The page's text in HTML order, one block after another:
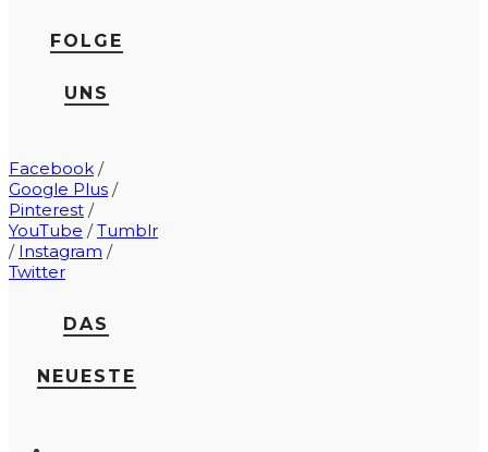
FOLGE
UNS
Facebook /
Google Plus /
Pinterest /
YouTube /Tumblr
/ Instagram /
Twitter
DAS
NEUESTE